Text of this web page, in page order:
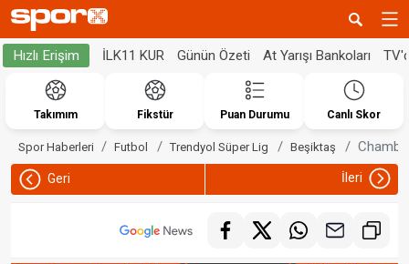
Hızlı Erişim İLK11 KUR Günün Özeti At Yarışı Bankoları
Takımım Fikstür Puan Durumu Canlı Skor
Spor Haberleri Futbol Trendyol Süper Lig Beşiktaş
Geri İleri